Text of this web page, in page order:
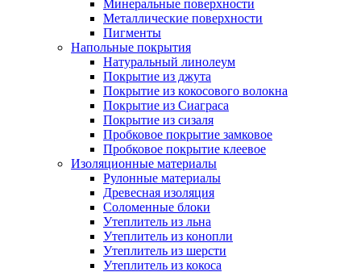
Минеральные поверхности
Металлические поверхности
Пигменты
Напольные покрытия
Натуральный линолеум
Покрытие из джута
Покрытие из кокосового волокна
Покрытие из Сиаграса
Покрытие из сизаля
Пробковое покрытие замковое
Пробковое покрытие клеевое
Изоляционные материалы
Рулонные материалы
Древесная изоляция
Соломенные блоки
Утеплитель из льна
Утеплитель из конопли
Утеплитель из шерсти
Утеплитель из кокоса